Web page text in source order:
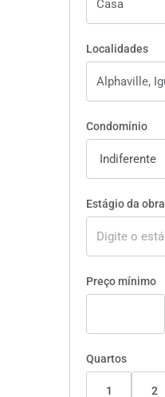
Localidades
Condomínio
Estágio da obra
Preço mínimo
Quartos
1 2